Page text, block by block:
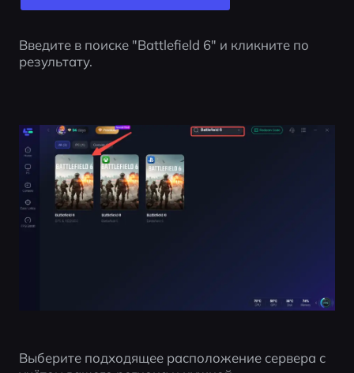
Введите в поиске "Battlefield 6" и кликните по
результату.
Выберите подходящее расположение сервера с